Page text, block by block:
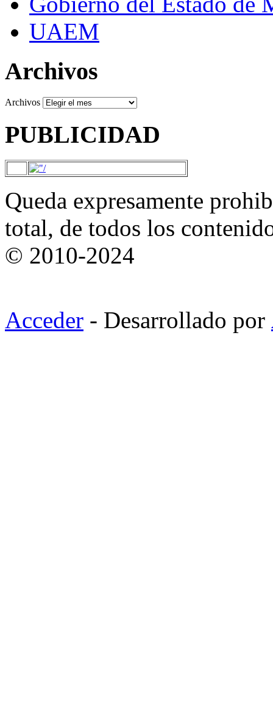
UAEM
Archivos
Archivos
PUBLICIDAD
Queda expresamente
total, de todos los
© 2010-2024
Acceder - Desarrollado por